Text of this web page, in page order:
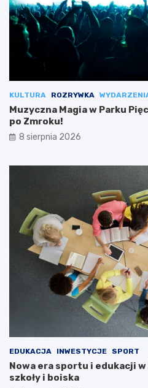
KULTURA ROZRYWKA
Muzyczna Magia w Parku
po Zmroku!
8 sierpnia 2026
EDUKACJA INWESTYCJE SPORT
Nowa era sportu i edukacji
szkoły i boiska